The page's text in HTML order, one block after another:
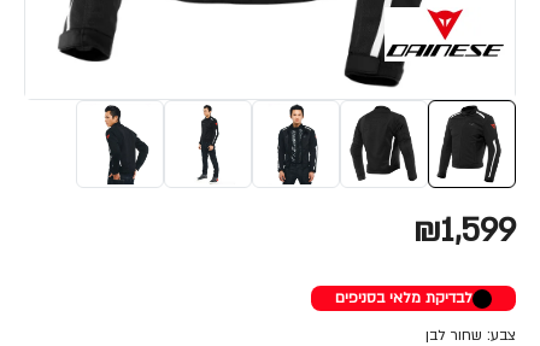
₪1,599
לבדיקת מלאי בסניפים
צבע: שחור לבן